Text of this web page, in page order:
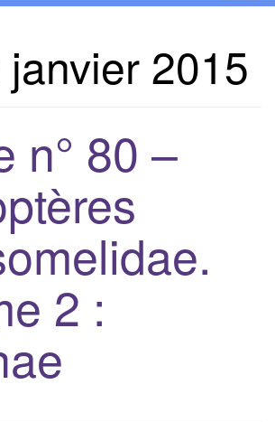
o
g
l
janvier 2015
n° 80 –
2 :